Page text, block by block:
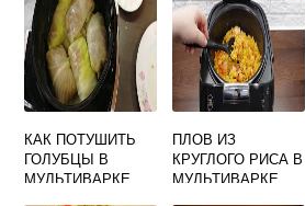
КАК ПОТУШИТЬ
ГОЛУБЦЫ В
МУЛЬТИВАРКЕ
ПЛОВ ИЗ
КРУГЛОГО РИСА В
МУЛЬТИВАРКЕ